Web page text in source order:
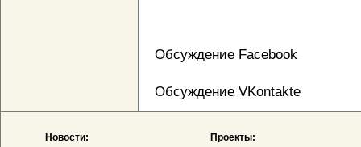
Обсуждение Facebook
Обсуждение VKontakte
Новости: Проекты: